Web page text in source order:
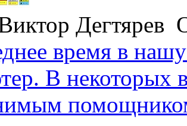
Дегтярев
время в
В некоторых